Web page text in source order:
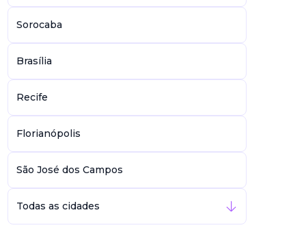
Sorocaba
Brasília
Recife
Florianópolis
São José dos Campos
Todas as cidades